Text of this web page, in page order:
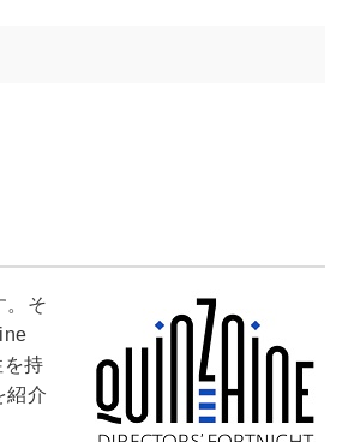
。そ
持
紹介